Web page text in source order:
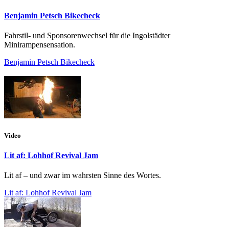
Benjamin Petsch Bikecheck
Fahrstil- und Sponsorenwechsel für die Ingolstädter
Minirampensensation.
Benjamin Petsch Bikecheck
Video
Lit af: Lohhof Revival Jam
Lit af – und zwar im wahrsten Sinne des Wortes.
Lit af: Lohhof Revival Jam